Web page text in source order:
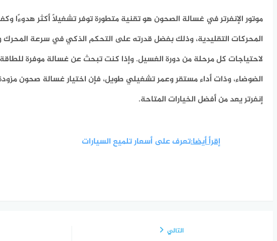
موتور الإنفرتر في غسالة الصحون هو تقنية متطورة توفر تشغيلًا أكثر هدوءًا
المحركات التقليدية، وذلك بفضل قدرته على التحكم الذكي في سرعة المحرك
لاحتياجات كل مرحلة من دورة الغسيل. وإذا كنت تبحث عن غسالة موفرة
الضوضاء، وذات أداء مستقر وعمر تشغيلي طويل، فإن اختيار غسالة صحون
إنفرتر يعد من أفضل الخيارات المتاحة.
إقرأ أيضا:تعرف على أسعار تلميع السيارات
التالي